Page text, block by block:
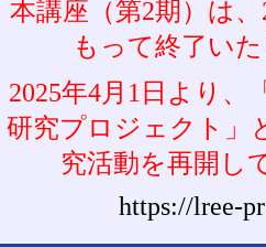
本講座（第2期）は、
もって終了いた
2025年4月1日より、
研究プロジェクト」
究活動を再開し
https://lree-